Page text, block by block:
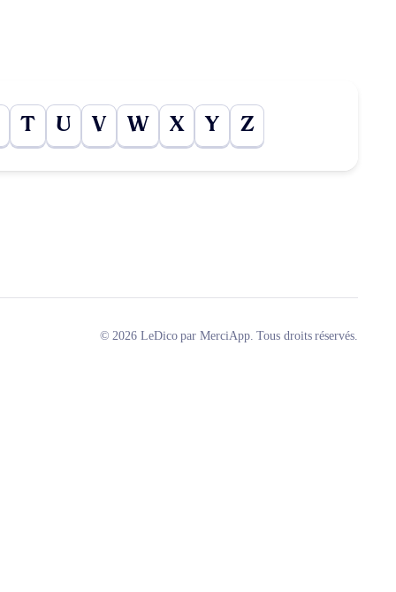
T U V W X Y Z
© 2026 LeDico par MerciApp. Tous droits réservés.